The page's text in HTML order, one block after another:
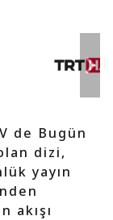
de Bugün
dizi,
yayın
akışı